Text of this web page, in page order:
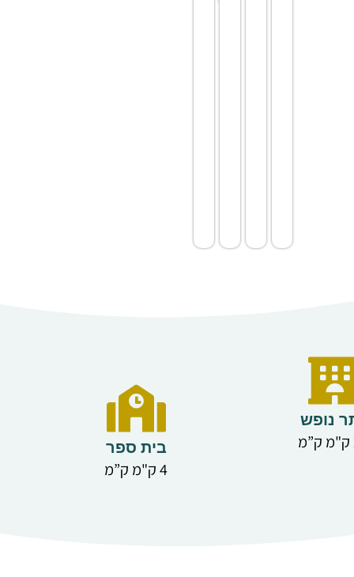
ולמינציה, וכוללת ג'קוזי, מערכת
שירות/חדר עוזרת. הווילה
ממוקמת בשכונה שקטה
ק"מ מהחוף ו-15 ק"מ משדה
נופש
בית ספר
4 ק"מ ק”מ